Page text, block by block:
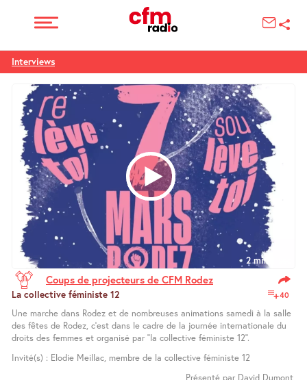
Interviews
2 min 1 sec
Coups de projecteurs de CFM Rodez
40
La collective féministe 12
Une marche dans Rodez et de nombreuses animations samedi à la salle
des fêtes de Rodez, c’est dans le cadre de la journée internationale du
droits des femmes et organisé par ’’la collective féministe 12’’.
Invité(s) : Elodie Meillac, membre de la collective féministe 12
Présenté par David Dumont,